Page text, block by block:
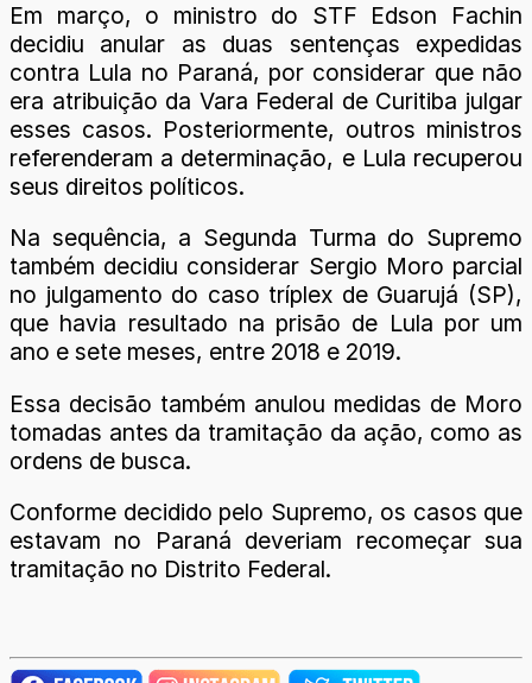
Em março, o ministro do STF Edson Fachin
decidiu anular as duas sentenças expedidas
contra Lula no Paraná, por considerar que não
era atribuição da Vara Federal de Curitiba julgar
esses casos. Posteriormente, outros ministros
referenderam a determinação, e Lula recuperou
seus direitos políticos.
Na sequência, a Segunda Turma do Supremo
também decidiu considerar Sergio Moro parcial
no julgamento do caso tríplex de Guarujá (SP),
que havia resultado na prisão de Lula por um
ano e sete meses, entre 2018 e 2019.
Essa decisão também anulou medidas de Moro
tomadas antes da tramitação da ação, como as
ordens de busca.
Conforme decidido pelo Supremo, os casos que
estavam no Paraná deveriam recomeçar sua
tramitação no Distrito Federal.